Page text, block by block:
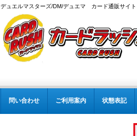
デュエルマスターズ/DM/デュエマ カード通販サイト
問い合わせ ご利用案内 状態表記